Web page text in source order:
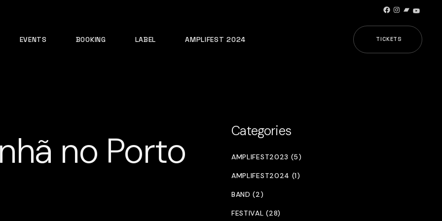
Facebook
Instagram
Bandcamp
EVENTS BOOKING LABEL AMPLIFEST 2024 TICKETS
no Porto Categories
AMPLIFEST2023 (5)
AMPLIFEST2024 (1)
BAND (2)
FESTIVAL (28)